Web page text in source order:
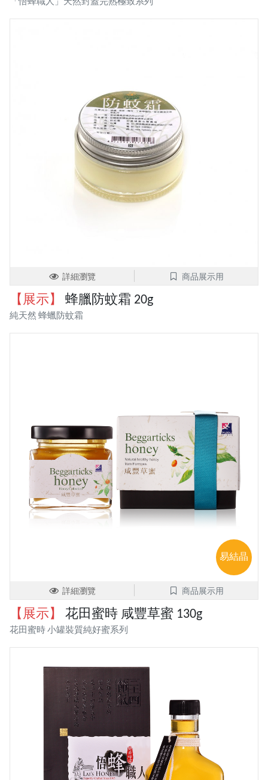
「悟蜂職人」天然封蓋完熟極致系列
詳細瀏覽 商品展示用
【展示】 蜂臘防蚊霜 20g
純天然 蜂蠟防蚊霜
易結晶
詳細瀏覽 商品展示用
【展示】 花田蜜時 咸豐草蜜 130g
花田蜜時 小罐裝質純好蜜系列